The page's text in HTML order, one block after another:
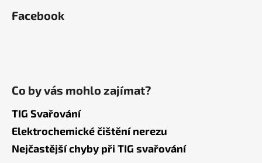
Facebook
Co by vás mohlo zajímat?
TIG Svařování
Elektrochemické čištění nerezu
Nejčastější chyby při TIG svařování